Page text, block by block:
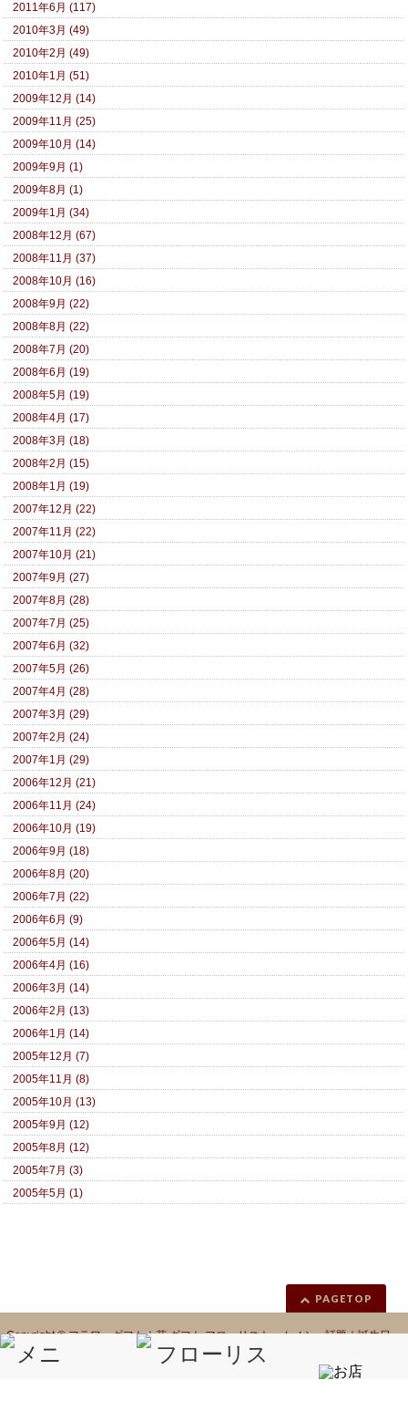
2011年6月 (117)
2010年3月 (49)
2010年2月 (49)
2010年1月 (51)
2009年12月 (14)
2009年11月 (25)
2009年10月 (14)
2009年9月 (1)
2009年8月 (1)
2009年1月 (34)
2008年12月 (67)
2008年11月 (37)
2008年10月 (16)
2008年9月 (22)
2008年8月 (22)
2008年7月 (20)
2008年6月 (19)
2008年5月 (19)
2008年4月 (17)
2008年3月 (18)
2008年2月 (15)
2008年1月 (19)
2007年12月 (22)
2007年11月 (22)
2007年10月 (21)
2007年9月 (27)
2007年8月 (28)
2007年7月 (25)
2007年6月 (32)
2007年5月 (26)
2007年4月 (28)
2007年3月 (29)
2007年2月 (24)
2007年1月 (29)
2006年12月 (21)
2006年11月 (24)
2006年10月 (19)
2006年9月 (18)
2006年8月 (20)
2006年7月 (22)
2006年6月 (9)
2006年5月 (14)
2006年4月 (16)
2006年3月 (14)
2006年2月 (13)
2006年1月 (14)
2005年12月 (7)
2005年11月 (8)
2005年10月 (13)
2005年9月 (12)
2005年8月 (12)
2005年7月 (3)
2005年5月 (1)
PAGETOP
Copyright ©フラワーギフト｜花 ギフト フローリスト カノシェ話題｜誕生日
花｜胡蝶蘭｜プリザーブドフラワー All Rights Reserved.